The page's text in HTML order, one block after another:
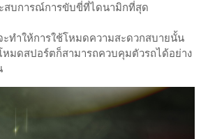
สบการณ์การขับขี่ที่ไดนามิกที่สุด
ทำให้การใช้โหมดความสะดวกสบายนั้น
หมดสปอร์ตก็สามารถควบคุมตัวรถได้อย่าง